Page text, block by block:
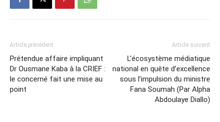
Article précédent
Prétendue affaire impliquant
Dr Ousmane Kaba à la CRIEF :
le concerné fait une mise au
point
Article suivant
L’écosystème médiatique
national en quête d’excellence
sous l’impulsion du ministre
Fana Soumah (Par Alpha
Abdoulaye Diallo)